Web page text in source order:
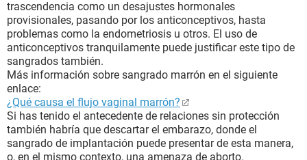
trascendencia como un desajustes hormonales
provisionales, pasando por los anticonceptivos, hasta
problemas como la endometriosis u otros. El uso de
anticonceptivos tranquilamente puede justificar este tipo de
sangrados también.
Más información sobre sangrado marrón en el siguiente
enlace:
¿Qué causa el flujo vaginal marrón?
Si has tenido el antecedente de relaciones sin protección
también habría que descartar el embarazo, donde el
sangrado de implantación puede presentar de esta manera,
o, en el mismo contexto, una amenaza de aborto.